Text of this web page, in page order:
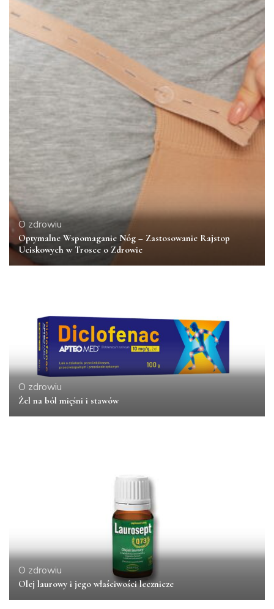
O zdrowiu
Optymalne Wspomaganie Nóg – Zastosowanie Rajstop
Uciskowych w Trosce o Zdrowie
O zdrowiu
Żel na ból mięśni i stawów
O zdrowiu
Olej laurowy i jego właściwości lecznicze